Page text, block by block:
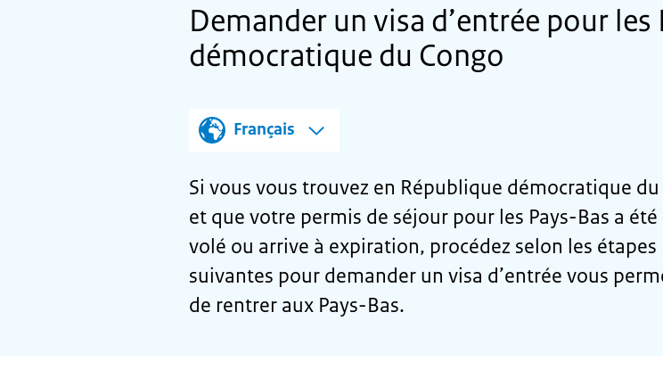
Demander un visa d’entrée pour
démocratique du Congo
Français
Si vous vous trouvez en République démocratique du
et que votre permis de séjour pour les Pays-Bas a été
volé ou arrive à expiration, procédez selon les étapes
suivantes pour demander un visa d’entrée vous
de rentrer aux Pays-Bas.